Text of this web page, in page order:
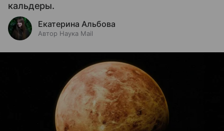
кальдеры.
Екатерина Альбова
Автор Наука Mail